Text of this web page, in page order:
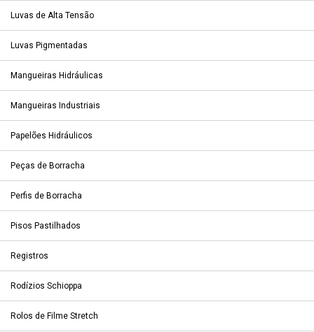
Luvas de Alta Tensão
Luvas Pigmentadas
Mangueiras Hidráulicas
Mangueiras Industriais
Papelões Hidráulicos
Peças de Borracha
Perfis de Borracha
Pisos Pastilhados
Registros
Rodízios Schioppa
Rolos de Filme Stretch